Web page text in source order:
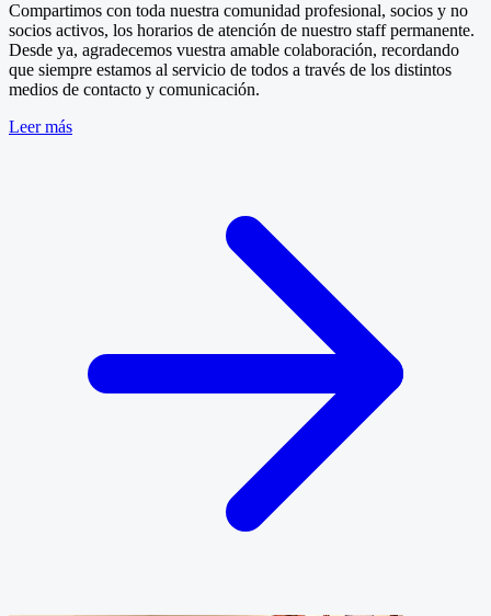
Compartimos con toda nuestra comunidad profesional, socios y no
socios activos, los horarios de atención de nuestro staff permanente.
Desde ya, agradecemos vuestra amable colaboración, recordando
que siempre estamos al servicio de todos a través de los distintos
medios de contacto y comunicación.
Leer más